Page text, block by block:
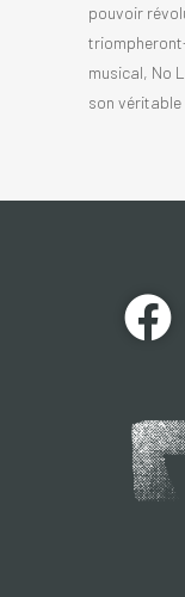
pouvoir
musical, No
son véritable